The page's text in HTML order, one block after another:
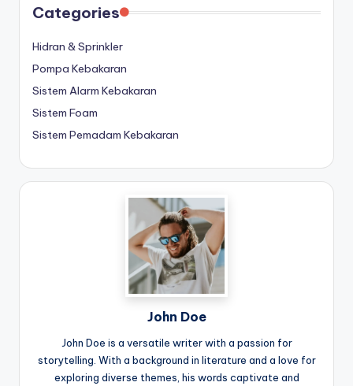
Categories
Hidran & Sprinkler
Pompa Kebakaran
Sistem Alarm Kebakaran
Sistem Foam
Sistem Pemadam Kebakaran
John Doe
John Doe is a versatile writer with a passion for
storytelling. With a background in literature and a love for
exploring diverse themes, his words captivate and